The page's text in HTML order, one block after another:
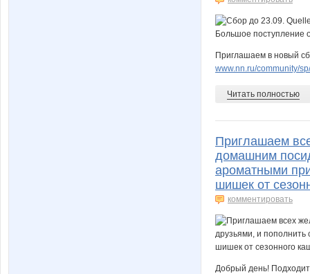
Приглашаем в новый
www.nn.ru/community/
Читать полностью
Приглашаем
домашним
ароматными
шишек от
комментировать
Добрый день!